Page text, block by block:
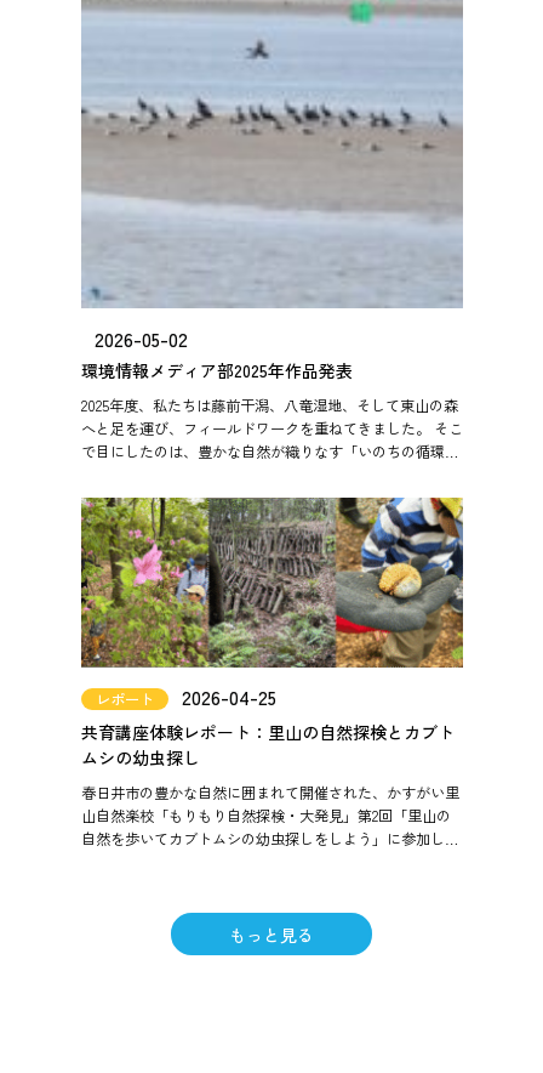
2026-05-02
環境情報メディア部2025年作品発表
2025年度、私たちは藤前干潟、八竜湿地、そして東山の森
へと足を運び、フィールドワークを重ねてきました。 そこ
で目にしたのは、豊かな自然が織りなす「いのちの循環」
動とい
レポート 2026-04-25
共育講座体験レポート：里山の自然探検とカブト
ムシの幼虫探し
春日井市の豊かな自然に囲まれて開催された、かすがい里
山自然楽校「もりもり自然探検・大発見」第2回「里山の
自然を歩いてカブトムシの幼虫探しをしよう」に参加して
もっと見る